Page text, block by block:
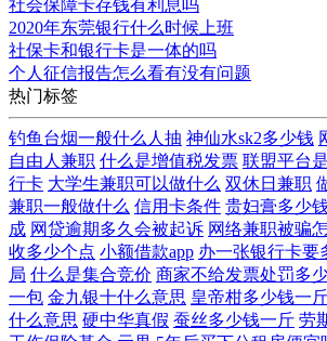
社会保障卡存钱有利息吗
2020年东莞银行什么时候上班
社保卡和银行卡是一体的吗
个人征信报告怎么看有没有问题
热门标签
钓鱼台烟一般什么人抽 神仙水sk2多少钱
自由人兼职 什么是增值税发票 联盟平台
行卡 大学生兼职可以做什么 双休日兼职
兼职一般做什么 信用卡条件 贵妇膏多少
成 网贷逾期多久会被起诉 网络兼职被骗
收多少个点 小额借款app 办一张银行卡要
局 什么是集合竞价 商家不给发票处罚多
一包 金九银十什么意思 皇帝柑多少钱一
什么意思 硬中华真假 蚕丝多少钱一斤 劳